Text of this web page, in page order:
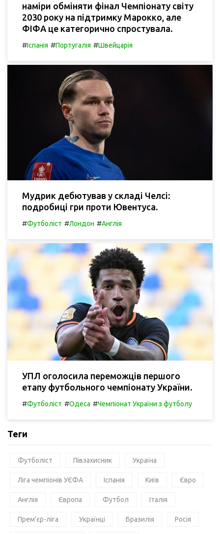
наміри обміняти фінал Чемпіонату світу
2030 року на підтримку Марокко, але
ФІФА це категорично спростувала.
#Іспанія #Португалія #Швейцарія
Мудрик дебютував у складі Челсі:
подробиці гри проти Ювентуса.
#Футболіст #Лондон #Англія
УПЛ оголосила переможців першого
етапу футбольного чемпіонату України.
#Футболіст #Одеса #Чемпіонат України з футболу
Теги
Футболіст Півзахисник Україна
Ліга чемпіонів УЄФА Іспанія Київ Євро
Англія Європа Футбол Італія
Прем'єр-ліга Українці Бразилія Росія